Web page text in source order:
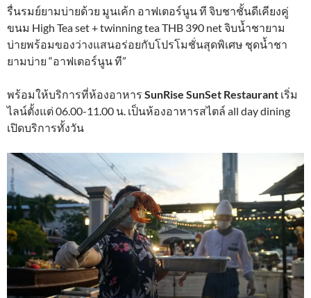
รื่นรมย์ยามบ่ายด้วย มูนเค้ก อาฟเตอร์นูน ที จิบชาชั้นดีเคียงคู่
ขนม High Tea set + twinning tea THB 390 net จิบน้ำชายาม
บ่ายพร้อมของว่างแสนอร่อยกับโปรโมชั่นสุดพิเศษ ชุดน้ำชา
ยามบ่าย “อาฟเตอร์นูน ที”
พร้อมให้บริการที่ห้องอาหาร SunRise SunSet Restaurant เริ่ม
ไลน์ตั้งแต่ 06.00-11.00 น. เป็นห้องอาหารสไตล์ all day dining
เปิดบริการทั้งวัน